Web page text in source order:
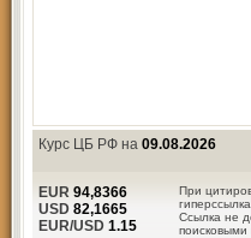
Курс ЦБ РФ на 09.08.2026
При
Ссылка не
EUR 94,8366
USD 82,1665
EUR/USD 1.15